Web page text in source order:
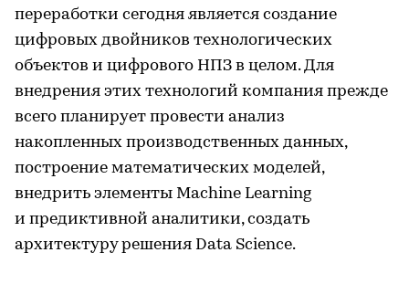
переработки сегодня является создание
цифровых двойников технологических
объектов и цифрового НПЗ в целом. Для
внедрения этих технологий компания прежде
всего планирует провести анализ
накопленных производственных данных,
построение математических моделей,
внедрить элементы Machine Learning
и предиктивной аналитики, создать
архитектуру решения Data Science.